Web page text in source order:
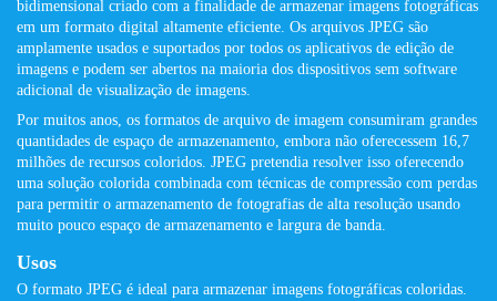
bidimensional criado com a finalidade de armazenar imagens fotográficas
em um formato digital altamente eficiente. Os arquivos JPEG são
amplamente usados ​​e suportados por todos os aplicativos de edição de
imagens e podem ser abertos na maioria dos dispositivos sem software
adicional de visualização de imagens.
Por muitos anos, os formatos de arquivo de imagem consumiram grandes
quantidades de espaço de armazenamento, embora não oferecessem 16,7
milhões de recursos coloridos. JPEG pretendia resolver isso oferecendo
uma solução colorida combinada com técnicas de compressão com perdas
para permitir o armazenamento de fotografias de alta resolução usando
muito pouco espaço de armazenamento e largura de banda.
Usos
O formato JPEG é ideal para armazenar imagens fotográficas coloridas.